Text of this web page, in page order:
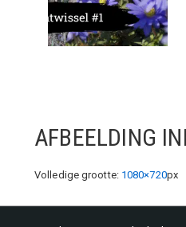
AFBEELDING
Volledige grootte: 1080×720px